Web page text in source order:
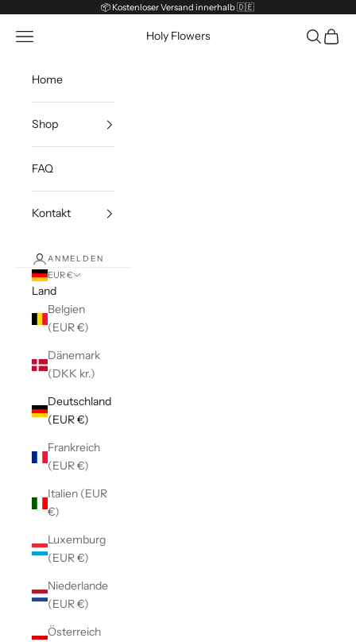
📦 Kostenloser Versand innerhalb 🇩🇪
Holy Flowers
Menü Suchen
Home
Shop
FAQ
Kontakt
ANMELDEN
EUR €
Land
Belgien
(EUR €)
Dänemark
(DKK kr.)
Deutschland
(EUR €)
Frankreich
(EUR €)
Italien (EUR
€)
Luxemburg
(EUR €)
Niederlande
(EUR €)
Österreich